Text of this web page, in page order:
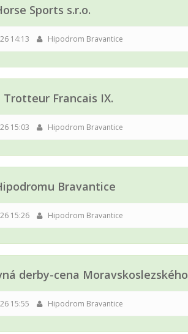
Sports s.r.o.
14:13 Hipodrom Bravantice
Trotteur Francais IX.
15:03 Hipodrom Bravantice
Bravantice
15:26 Hipodrom Bravantice
derby-cena
15:55 Hipodrom Bravantice